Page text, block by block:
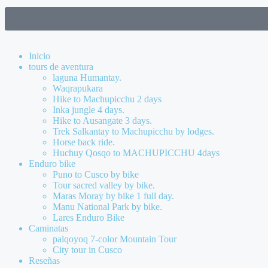
Inicio
tours de aventura
laguna Humantay.
Waqrapukara
Hike to Machupicchu 2 days
Inka jungle 4 days.
Hike to Ausangate 3 days.
Trek Salkantay to Machupicchu by lodges.
Horse back ride.
Huchuy Qosqo to MACHUPICCHU 4days
Enduro bike
Puno to Cusco by bike
Tour sacred valley by bike.
Maras Moray by bike 1 full day.
Manu National Park by bike.
Lares Enduro Bike
Caminatas
palqoyoq 7-color Mountain Tour
City tour in Cusco
Reseñas